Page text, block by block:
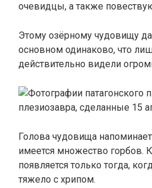
очевидцы, а также
Этому озёрному чудовищу
основном одинаково, что
действительно видели
плезиозавра, сделанные 15
Голова чудовища
имеется множество горбов.
появляется только тогда,
тяжело с хрипом.